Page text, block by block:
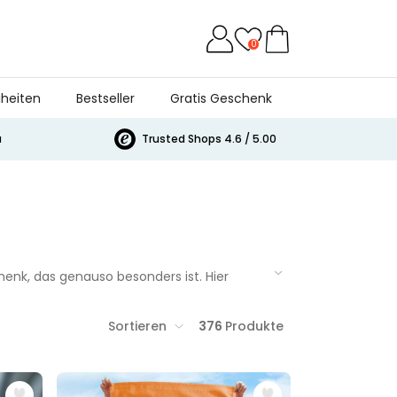
0
Bestseller Gratis Geschenk
Trusted Shops 4.6 / 5.00
das genauso besonders ist. Hier
Sortieren 376 Produkte